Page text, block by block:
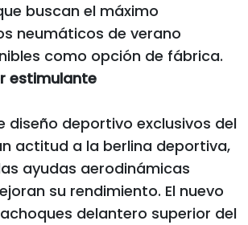
buscan el máximo
neumáticos de verano
como opción de fábrica.
estimulante
diseño deportivo exclusivos del
actitud a la berlina deportiva,
ayudas aerodinámicas
su rendimiento. El nuevo
delantero superior del